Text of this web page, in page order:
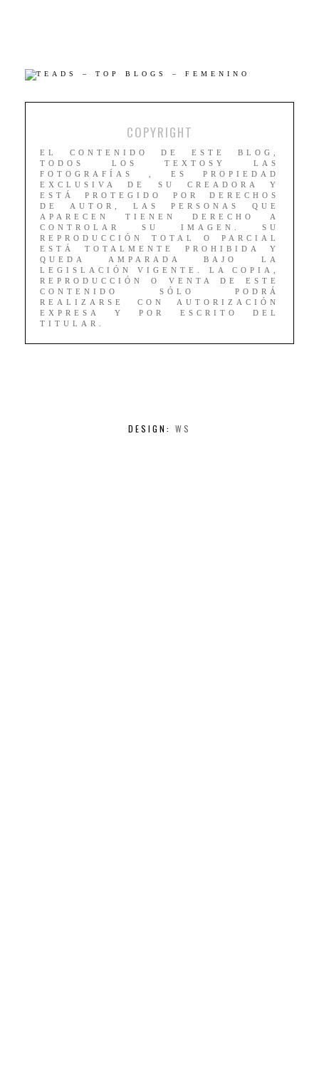
COPYRIGHT
EL CONTENIDO DE ESTE BLOG,
TODOS LOS TEXTOSY LAS
FOTOGRAFÍAS , ES PROPIEDAD
EXCLUSIVA DE SU CREADORA Y
ESTÁ PROTEGIDO POR DERECHOS
DE AUTOR, LAS PERSONAS QUE
APARECEN TIENEN DERECHO A
CONTROLAR SU IMAGEN. SU
REPRODUCCIÓN TOTAL O PARCIAL
ESTÁ TOTALMENTE PROHIBIDA Y
QUEDA AMPARADA BAJO LA
LEGISLACIÓN VIGENTE. LA COPIA,
REPRODUCCIÓN O VENTA DE ESTE
CONTENIDO SÓLO PODRÁ
REALIZARSE CON AUTORIZACIÓN
EXPRESA Y POR ESCRITO DEL
TITULAR.
DESIGN: WS